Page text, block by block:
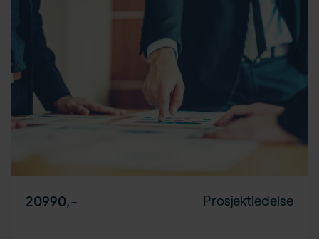
20990,- Prosjektledelse